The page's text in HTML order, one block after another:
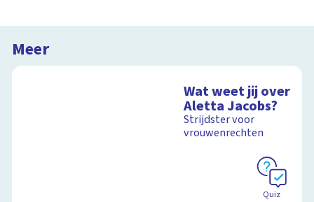
Meer
Wat weet jij over
Aletta Jacobs?
Strijdster voor
vrouwenrechten
Quiz